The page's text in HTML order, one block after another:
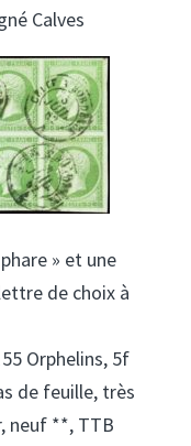
Calves
» et une
de choix à
Orphelins, 5f
de feuille, très
neuf **, TTB